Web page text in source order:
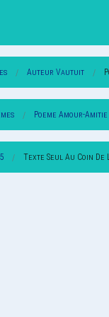
Auteur Vautuit
Poeme Amour-Amitie
Texte Seul Au Coin De